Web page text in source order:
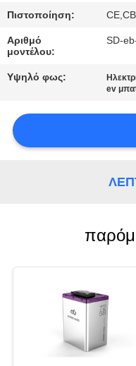
ΜΑΣ
ΕΛΆΤΕ
ΣΕ
ΜΕ
ΠΟΛΙΤΙΚΉ
ΑΠΟΡΡΉΤΟΥ
Πιστοποίηση:
Αριθμό
μοντέλου:
SD-
Υψηλό φως:
ev